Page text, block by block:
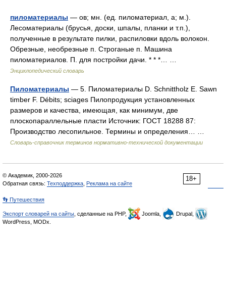
пиломатериалы — ов; мн. (ед. пиломатериал, а; м.).
Лесоматериалы (брусья, доски, шпалы, планки и т.п.),
полученные в результате пилки, распиловки вдоль волокон.
Обрезные, необрезные п. Строганые п. Машина
пиломатериалов. П. для постройки дачи. * * *… …
Энциклопедический словарь
Пиломатериалы — 5. Пиломатериалы D. Schnittholz E. Sawn
timber F. Débits; sciages Пилопродукция установленных
размеров и качества, имеющая, как минимум, две
плоскопараллельные пласти Источник: ГОСТ 18288 87:
Производство лесопильное. Термины и определения… …
Словарь-справочник терминов нормативно-технической документации
18+
© Академик, 2000-2026
Обратная связь: Техподдержка Реклама на сайте
👣 Путешествия
Экспорт словарей на сайты , сделанные на PHP, Joomla,
Drupal,
WordPress, MODx.